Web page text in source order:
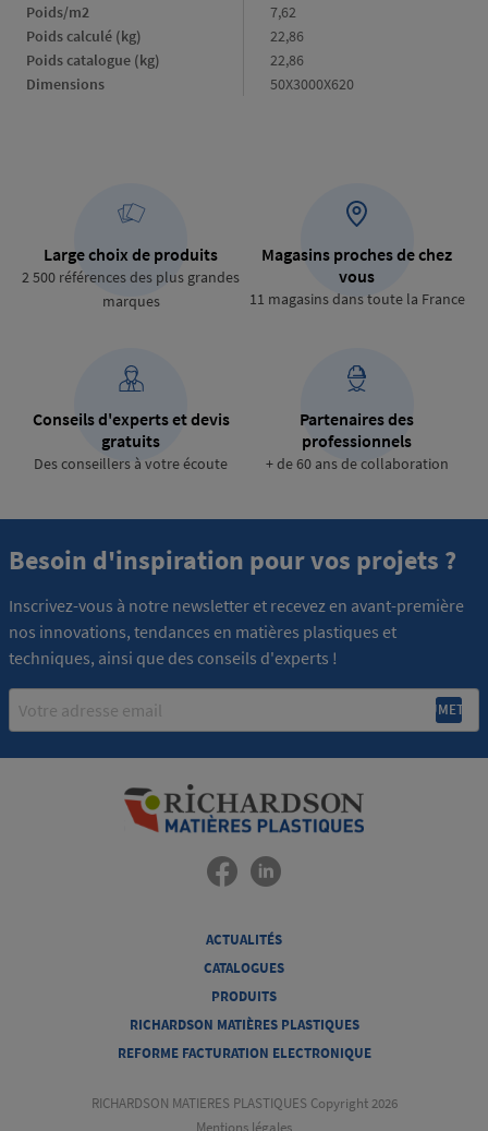
Poids/m2
Poids/m2
7,62
Poids calculé (kg)
Poids
calculé
(kg)
22,86
Poids catalogue (kg)
Poids
catalogue
(kg)
22,86
Dimensions
Dimensions
50X3000X620
Large choix de produits
2 500 références des plus grandes
marques
Magasins proches de chez
vous
11 magasins dans toute la France
Conseils d'experts et devis
gratuits
Des conseillers à votre écoute
Partenaires des
professionnels
+ de 60 ans de collaboration
Besoin d'inspiration pour vos projets ?
Inscrivez-vous à notre newsletter et recevez en avant-première
nos innovations, tendances en matières plastiques et
techniques, ainsi que des conseils d'experts !
ACTUALITÉS
CATALOGUES
PRODUITS
RICHARDSON MATIÈRES PLASTIQUES
REFORME FACTURATION ELECTRONIQUE
RICHARDSON MATIERES PLASTIQUES Copyright 2026